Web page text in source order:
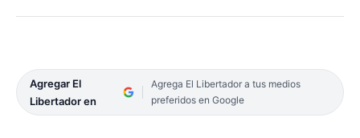
Agregar El
Libertador en
Agrega El Libertador a tus medios
preferidos en Google